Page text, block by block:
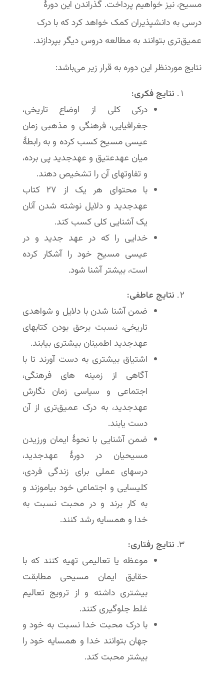
مسیح، نیز خواهیم پرداخت. گذراندن این دورۀ
درسی به دانشپذیران کمک خواهد کرد که با درک
عمیق‌تری بتوانند به مطالعه دروس دیگر بپردازند.
نتایج موردنظر این دوره به قرار زیر می‌باشد:
نتایج فکری:
درکی کلی از اوضاع تاریخی،
جغرافیایی، فرهنگی و مذهبی زمان
عیسی مسیح کسب کرده و به رابطۀ
میان عهدعتیق و عهد‌جدید پی برده،
و تفاوتهای آن را تشخیص دهند.
با محتوای هر یک از ٢٧ کتاب
عهد‌جدید و دلایل نوشته شدن آنان
یک آشنایی کلی کسب کند.
خدایی را که در عهد جدید و در
عیسی مسیح خود را آشکار کرده
است، بیشتر آشنا شود.
نتایج عاطفی:
ضمن آشنا شدن با دلایل و شواهدی
تاریخی، نسبت برحق بودن کتابهای
عهدجدید اطمینان بیشتری بیابند.
اشتیاق بیشتری به دست آورند تا با
آگاهی از زمینه های فرهنگی،
اجتماعی و سیاسی زمان نگارش
عهدجدید، به درک عمیق‌تری از آن
دست یابند.
ضمن آشنایی با نحوهٔ ایمان ورزیدن
مسیحیان در دورۀ عهدجدید،
درسهای عملی برای زندگی فردی،
کلیسایی و اجتماعی خود بیاموزند و
به کار برند و در محبت نسبت به
خدا و همسایه رشد کنند.
نتایج رفتاری:
موعظه یا تعالیمی تهیه کنند که با
حقایق ایمان مسیحی مطابقت
بیشتری داشته و از ترویج تعالیم
غلط جلوگیری کنند.
با درک محبت خدا نسبت به خود و
جهان بتوانند خدا و همسایه خود را
بیشتر محبت کند.